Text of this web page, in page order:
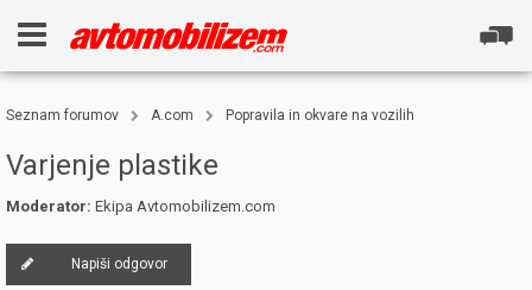
Seznam forumov A.com Popravila in okvare na vozilih
Varjenje plastike
Moderator: Ekipa Avtomobilizem.com
Napiši odgovor